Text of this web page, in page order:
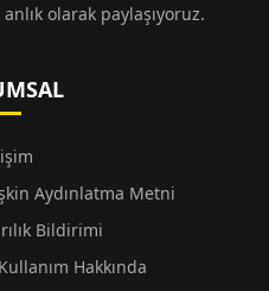
olarak paylaşıyoruz.
Aydınlatma Metni
Bildirimi
Hakkında